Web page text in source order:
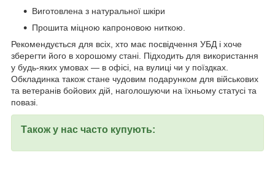
Виготовлена з натуральної шкіри
Прошита міцною капроновою ниткою.
Рекомендується для всіх, хто має посвідчення УБД і хоче
зберегти його в хорошому стані. Підходить для використання
у будь-яких умовах — в офісі, на вулиці чи у поїздках.
Обкладинка також стане чудовим подарунком для військових
та ветеранів бойових дій, наголошуючи на їхньому статусі та
повазі.
Також у нас часто купують: